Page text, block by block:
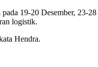
19-20 Desember, 23-
logistik.
Hendra.